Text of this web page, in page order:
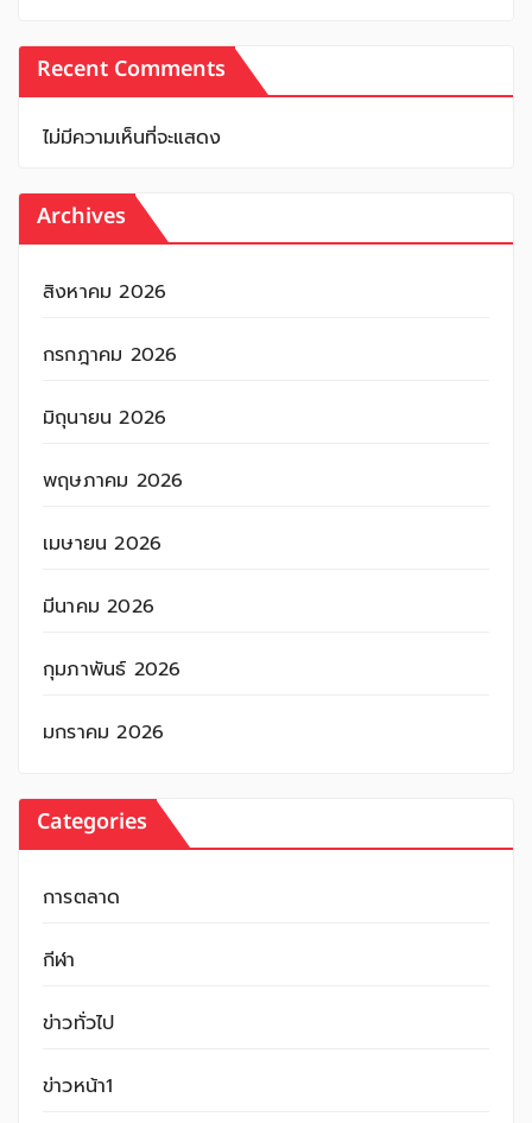
Recent Comments
ไม่มีความเห็นที่จะแสดง
Archives
สิงหาคม 2026
กรกฎาคม 2026
มิถุนายน 2026
พฤษภาคม 2026
เมษายน 2026
มีนาคม 2026
กุมภาพันธ์ 2026
มกราคม 2026
Categories
การตลาด
กีฬา
ข่าวทั่วไป
ข่าวหน้า1